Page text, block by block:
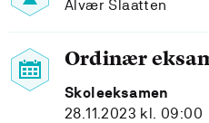
Alvær Slaatten
Ordinær
Skoleeksamen
28.11.2023 kl. 09:00